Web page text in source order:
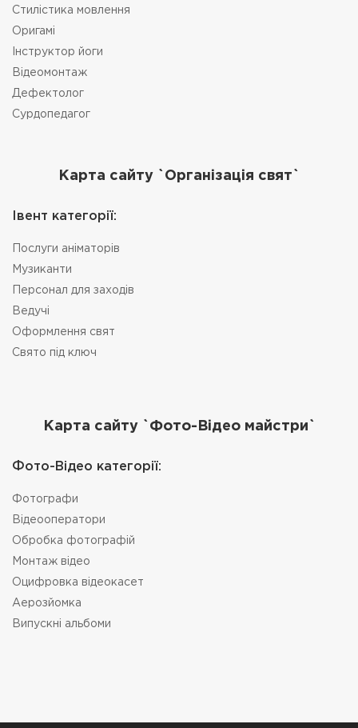
Стилістика мовлення
Оригамі
Інструктор йоги
Відеомонтаж
Дефектолог
Сурдопедагог
Карта сайту `Організація свят`
Івент категорії:
Послуги аніматорів
Музиканти
Персонал для заходів
Ведучі
Оформлення свят
Свято під ключ
Карта сайту `Фото-Відео майстри`
Фото-Відео категорії:
Фотографи
Відеооператори
Обробка фотографій
Монтаж відео
Оцифровка відеокасет
Аерозйомка
Випускні альбоми